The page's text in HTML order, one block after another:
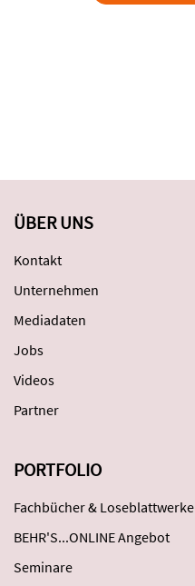
ÜBER UNS
Kontakt
Unternehmen
Mediadaten
Jobs
Videos
Partner
PORTFOLIO
Fachbücher & Loseblattwerke
BEHR'S...ONLINE Angebot
Seminare